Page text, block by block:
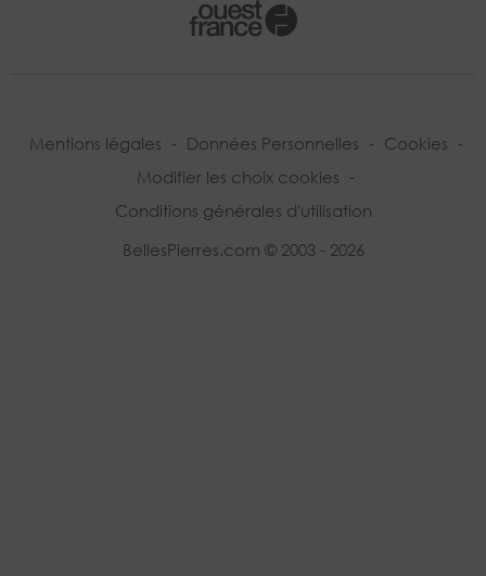
Mentions légales - Données Personnelles - Cookies -
Modifier les choix cookies -
Conditions générales d'utilisation
BellesPierres.com © 2003 - 2026